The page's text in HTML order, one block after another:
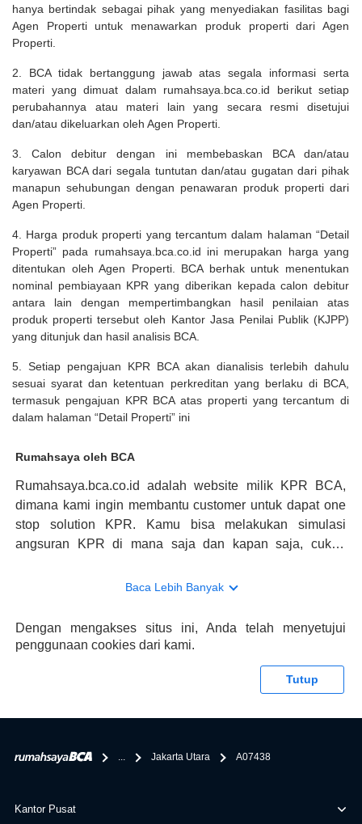
hanya bertindak sebagai pihak yang menyediakan fasilitas bagi
Agen Properti untuk menawarkan produk properti dari Agen
Properti.
2. BCA tidak bertanggung jawab atas segala informasi serta
materi yang dimuat dalam rumahsaya.bca.co.id berikut setiap
perubahannya atau materi lain yang secara resmi disetujui
dan/atau dikeluarkan oleh Agen Properti.
3. Calon debitur dengan ini membebaskan BCA dan/atau
karyawan BCA dari segala tuntutan dan/atau gugatan dari pihak
manapun sehubungan dengan penawaran produk properti dari
Agen Properti.
4. Harga produk properti yang tercantum dalam halaman “Detail
Properti” pada rumahsaya.bca.co.id ini merupakan harga yang
ditentukan oleh Agen Properti. BCA berhak untuk menentukan
nominal pembiayaan KPR yang diberikan kepada calon debitur
antara lain dengan mempertimbangkan hasil penilaian atas
produk properti tersebut oleh Kantor Jasa Penilai Publik (KJPP)
yang ditunjuk dan hasil analisis BCA.
5. Setiap pengajuan KPR BCA akan dianalisis terlebih dahulu
sesuai syarat dan ketentuan perkreditan yang berlaku di BCA,
termasuk pengajuan KPR BCA atas properti yang tercantum di
dalam halaman “Detail Properti” ini
Rumahsaya oleh BCA
Rumahsaya.bca.co.id adalah website milik KPR BCA,
dimana kami ingin membantu customer untuk dapat one
stop solution KPR. Kamu bisa melakukan simulasi
angsuran KPR di mana saja dan kapan saja, cukup
konsultasi mengenai KPR, maka ada layanan live chat
memberikan keuntungan yang berlipat, persyaratan
pengajuan KPR BCA juga sangat mudah, kamu bisa cek
tentang properti disini BCA hanya sebagai pihak
bertanggung jawab terhadap informasi yang rekanan
Baca Lebih Banyak
Dengan mengakses situs ini, Anda telah menyetujui
penggunaan cookies dari kami.
Tutup
... Jakarta Utara A07438
Kantor Pusat